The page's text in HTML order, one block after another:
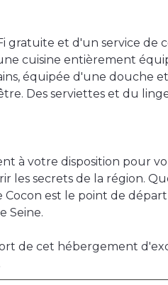
gratuite et d'un service de
cuisine entièrement
équipée d'une douche
Des serviettes et du
à votre disposition pour
les secrets de la région.
est le point de départ
Seine.
de cet hébergement